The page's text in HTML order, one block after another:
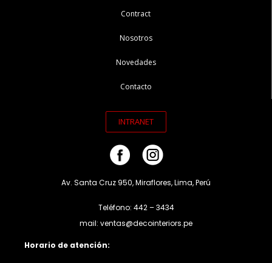
Contract
Nosotros
Novedades
Contacto
INTRANET
Av. Santa Cruz 950, Miraflores, Lima, Perú
Teléfono: 442 – 3434
mail: ventas@decointeriors.pe
Horario de atención: